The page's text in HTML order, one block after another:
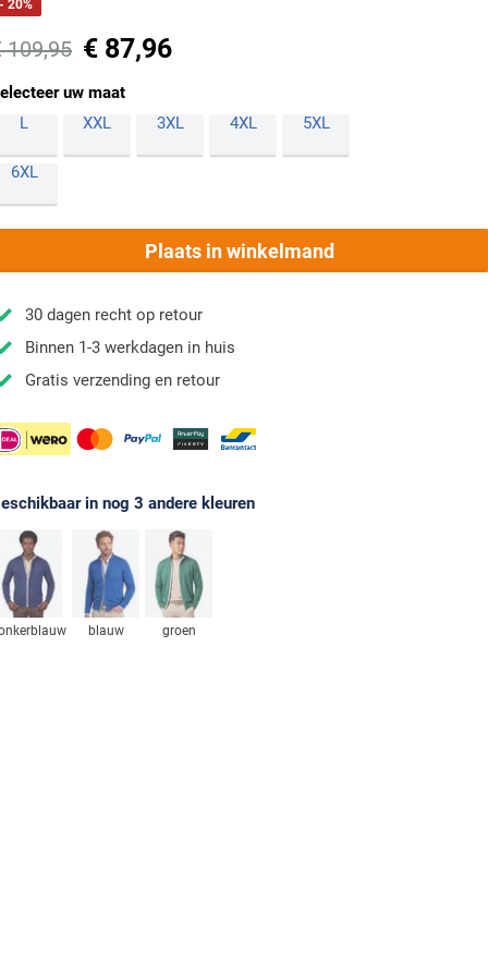
- 20%
109,95 € 87,96
uw maat
L
XXL 3XL 4XL 5XL
6XL
Plaats in winkelmand
30 dagen recht op retour
Binnen 1-3 werkdagen in huis
Gratis verzending en retour
in nog 3 andere kleuren
blauw groen